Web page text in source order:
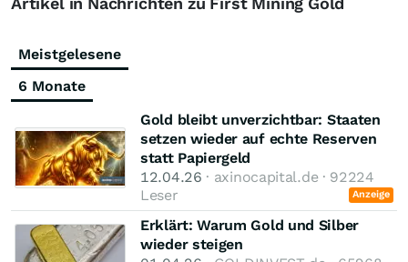
Meistgelesene
6 Monate
Gold bleibt unverzichtbar: Staaten
setzen wieder auf echte Reserven
statt Papiergeld
12.04.26 · axinocapital.de · 92224
Leser
Anzeige
Erklärt: Warum Gold und Silber
wieder steigen